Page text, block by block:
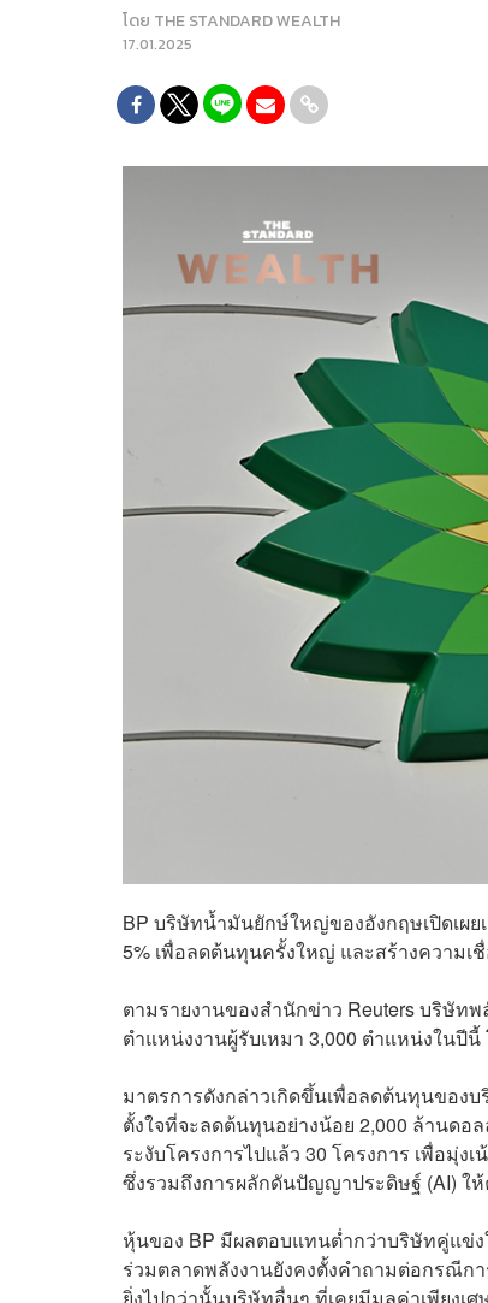
โดย THE STANDARD WEALTH
17.01.2025
BP บริษัทน้ำมันยักษ์ใหญ่ของอังกฤษเปิดเผ
5% เพื่อลดต้นทุนครั้งใหญ่ และสร้างความ
ตามรายงานของสำนักข่าว Reuters บริษัท
ตำแหน่งงานผู้รับเหมา 3,000 ตำแหน่งในปี
มาตรการดังกล่าวเกิดขึ้นเพื่อลดต้นทุนของ
ตั้งใจที่จะลดต้นทุนอย่างน้อย 2,000 ล้านด
ระงับโครงการไปแล้ว 30 โครงการ เพื่อมุ่
ซึ่งรวมถึงการผลักดันปัญญาประดิษฐ์ (AI) ใ
หุ้นของ BP มีผลตอบแทนต่ำกว่าบริษัทคู่แข่ง
ร่วมตลาดพลังงานยังคงตั้งคำถามต่อกรณีก
ยิ่งไปกว่านั้นบริษัทอื่นๆ ที่เคยมีมูลค่าเพียงเ